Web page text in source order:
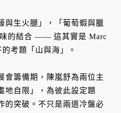
與生火腿」，「葡萄蝦與臘
的結合 —— 這其實是 Marc
考題「山與海」。
會籌備期，陳嵐舒為兩位主
地自限」，為彼此設定題
的突破。不只是兩道冷盤必